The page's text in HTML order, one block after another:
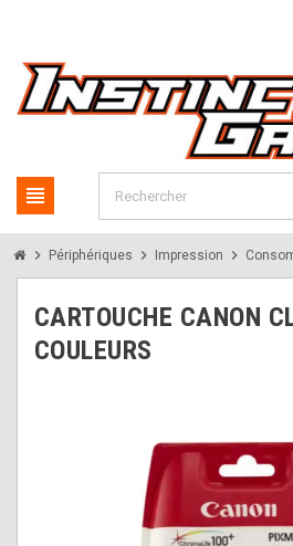
view_headline
chevron_right Périphériques chevron_right Impression chevron_right
CARTOUCHE CANON
COULEURS